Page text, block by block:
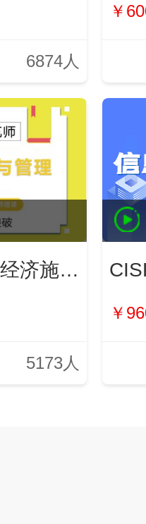
6874人
￥
2021、2022建筑经济施工与管理（新）
5173人
￥